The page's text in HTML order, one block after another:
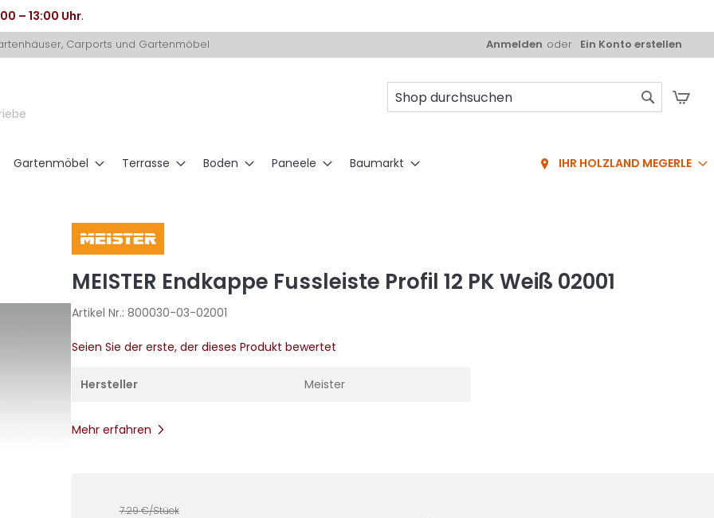
– 13:00 Uhr.
Carports und Gartenmöbel Anmelden Ein Konto erstellen
Gartenmöbel Terrasse Boden Paneele Baumarkt IHR HOLZLAND MEGERLE
MEISTER Endkappe Fussleiste Profil 12 PK Weiß 02001
Artikel Nr.: 800030-03-02001
Seien Sie der erste, der dieses Produkt bewertet
Hersteller Meister
Mehr erfahren
7.29€/Stück